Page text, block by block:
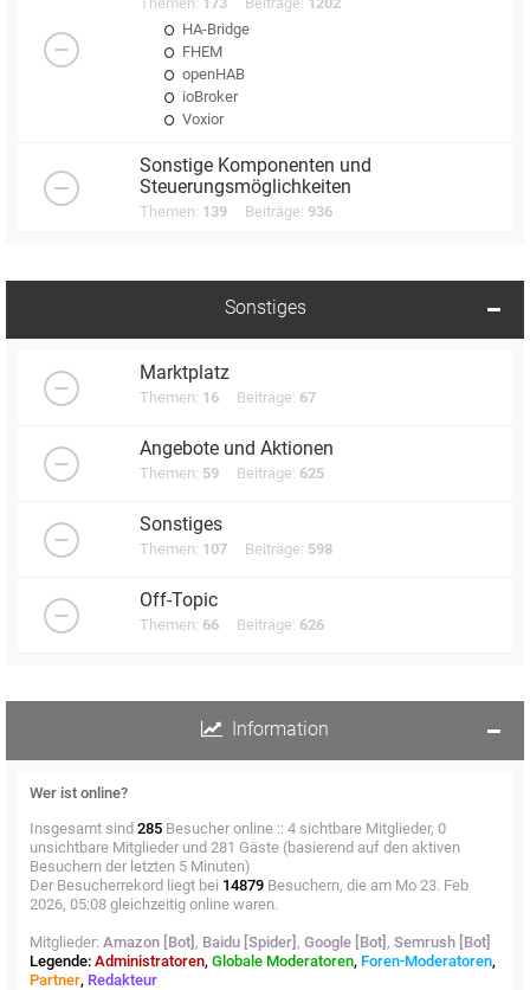
HA-Bridge
FHEM
openHAB
ioBroker
Voxior
Sonstige Komponenten und
Steuerungsmöglichkeiten
Themen: 139 Beiträge: 936
Sonstiges
Marktplatz
Themen: 16 Beiträge: 67
Angebote und Aktionen
Themen: 59 Beiträge: 625
Sonstiges
Themen: 107 Beiträge: 598
Off-Topic
Themen: 66 Beiträge: 626
Information
Wer ist online?
Insgesamt sind 285 Besucher online :: 4 sichtbare Mitglieder, 0
unsichtbare Mitglieder und 281 Gäste (basierend auf den aktiven
Besuchern der letzten 5 Minuten)
Der Besucherrekord liegt bei 14879 Besuchern, die am Mo 23. Feb
2026, 05:08 gleichzeitig online waren.
Mitglieder: Amazon [Bot] , Baidu [Spider] , Google [Bot] , Semrush [Bot]
Legende: Administratoren, Globale Moderatoren, Foren-Moderatoren,
Partner, Redakteur